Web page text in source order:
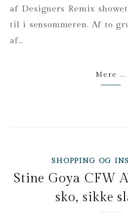
af Designers Remix
til i sensommeren. Af to
af…
Mere ...
SHOPPING OG
Stine Goya CFW
sko, sikke